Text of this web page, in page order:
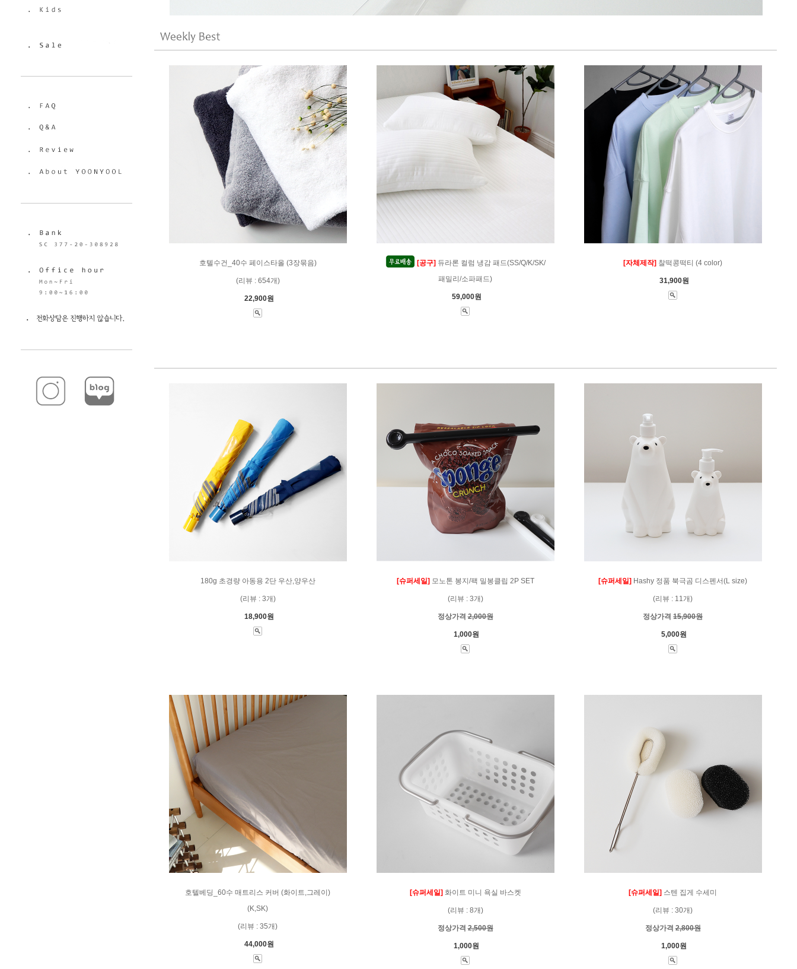
호텔수건_40수 페이스타올 (3장묶음)
(리뷰 : 654개)
22,900원
[공구]듀라론 컬럼 냉감 패드(SS/Q/K/SK/
패밀리/소파패드)
59,000원
[자체제작] 찰떡콩떡티 (4 color)
31,900원
180g 초경량 아동용 2단 우산,양우산
(리뷰 : 3개)
18,900원
[슈퍼세일]모노톤 봉지/팩 밀봉클립 2P SET
(리뷰 : 3개)
정상가격2,000원
1,000원
[슈퍼세일] Hashy 정품 북극곰 디스펜서(L size)
(리뷰 : 11개)
정상가격 15,900원
5,000원
호텔베딩_60수 매트리스 커버 (화이트,그레이)
(K,SK)
(리뷰 : 35개)
44,000원
[슈퍼세일]화이트 미니 욕실 바스켓
(리뷰 : 8개)
정상가격2,500원
1,000원
[슈퍼세일] 스텐 집게 수세미
(리뷰 : 30개)
정상가격2,800원
1,000원